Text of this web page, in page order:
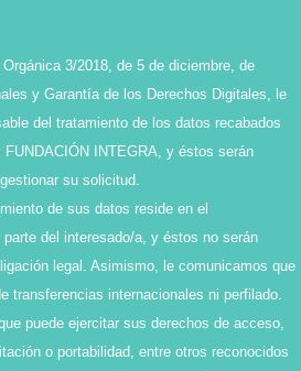
3/2018, de 5 de diciembre, de
y Garantía de los Derechos Digitales, le
del tratamiento de los datos recabados
INTEGRA, y éstos serán
su solicitud.
de sus datos reside en el
del interesado/a, y éstos no serán
legal. Asimismo, le comunicamos que
transferencias internacionales ni perfilado.
puede ejercitar sus derechos de acceso,
o portabilidad, entre otros reconocidos